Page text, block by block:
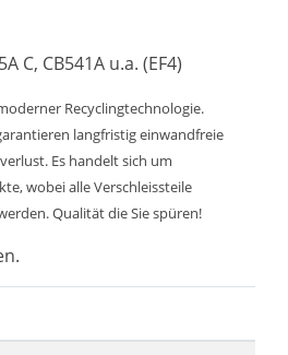
C, CB541A u.a. (EF4)
Recyclingtechnologie.
langfristig einwandfreie
Es handelt sich um
wobei alle Verschleissteile
Qualität die Sie spüren!